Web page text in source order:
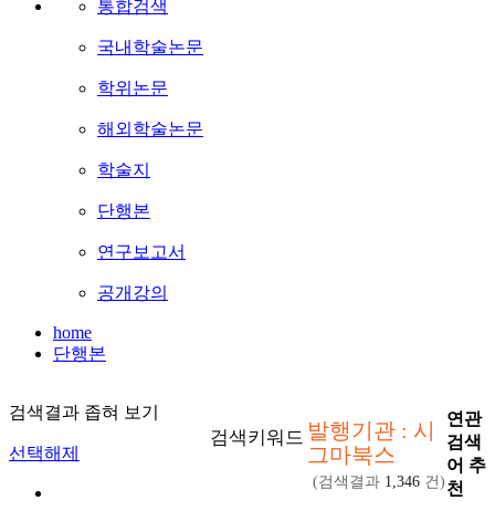
통합검색
국내학술논문
학위논문
해외학술논문
학술지
단행본
연구보고서
공개강의
home
단행본
검색결과 좁혀 보기
선택해제
검색키워드 발행기관 : 시
그마북스
(검색결과 1,346 건)
연관
검색
어 추
천